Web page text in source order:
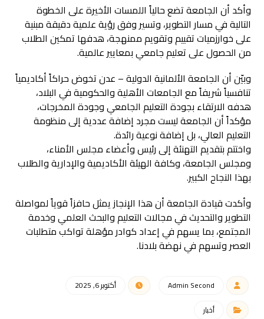
وأكد أن الجامعة تضع حالياً اللمسات الأخيرة على الخطوة
التالية في مسار التطوير، وتسير وفق رؤية علمية دقيقة مبنية
على خوارزميات تقييم وتقويم ممنهجة، هدفها تمكين الطلاب
من الحصول على تعليم جامعي بمعايير عالمية.
وبيّن أن الجامعة الألمانية الدولية – عدن تخوض حراكاً أكاديمياً
تنافسياً شريفاً مع الجامعات الأهلية والحكومية في البلاد،
هدفه الارتقاء بجودة التعليم الجامعي وجودة المخرجات،
مؤكداً أن الجامعة ليست مجرد إضافة عددية إلى منظومة
التعليم العالي، بل إضافة نوعية رائدة.
واختتم بتقديم التهنئة إلى رئيس وأعضاء مجلس الأمناء،
ومجلس الجامعة، وكافة الهيئة الأكاديمية والإدارية والطلاب
بهذا النجاح الكبير.
وأكدت قيادة الجامعة أن هذا الإنجاز يمثل حافزاً قوياً لمواصلة
التطوير والتحديث في مجالات التعليم والبحث العلمي وخدمة
المجتمع، بما يسهم في إعداد كوادر مؤهلة تواكب متطلبات
العصر وتسهم في نهضة بلادنا.
Admin Second
أكتوبر 6, 2025
أخبار